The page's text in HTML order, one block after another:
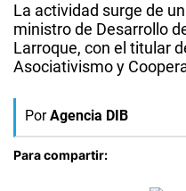
La actividad surge de
ministro de Desarrollo
Larroque, con el titular
Asociativismo y
Por Agencia DIB
Para compartir: